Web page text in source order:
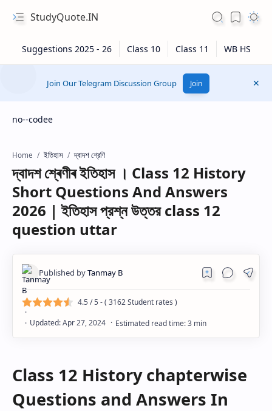
StudyQuote.IN
Join Our Telegram Discussion Group Join
no--codee
Home ইতিহাস দ্বাদশ শ্রেণি
দ্বাদশ শ্ৰেণীৰ ইতিহাস । Class 12 History
Short Questions And Answers
2026 | ইতিহাস প্রশ্ন উত্তর class 12
question uttar
4.5/ 5 - ( 3162Student rates )
Class 12 History chapterwise
Questions and Answers In